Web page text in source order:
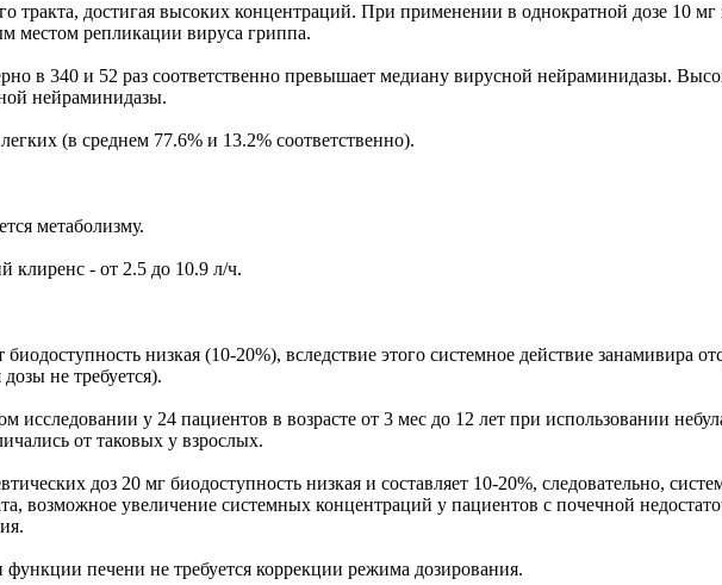
тракта, достигая высоких концентраций. При применении в однократной дозе 10 мг
местом репликации вируса гриппа.
в 340 и 52 раз соответственно превышает медиану вирусной нейраминидазы.
нейраминидазы.
(в среднем 77.6% и 13.2% соответственно).
метаболизму.
клиренс - от 2.5 до 10.9 л/ч.
низкая (10-20%), вследствие этого системное действие занамивира
не требуется).
исследовании у 24 пациентов в возрасте от 3 мес до 12 лет при использовании
от таковых у взрослых.
доз 20 мг биодоступность низкая и составляет 10-20%, следовательно,
возможное увеличение системных концентраций у пациентов с почечной
печени не требуется коррекции режима дозирования.